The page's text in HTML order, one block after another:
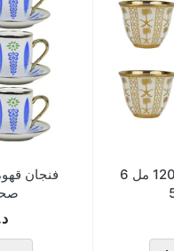
فنجان قهوة بورسلان 120 مل 6
صحن